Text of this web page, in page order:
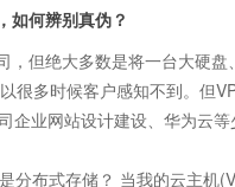
如何辨别真伪？
，但绝大多数是将一台大硬
很多时候客户感知不到。但
企业网站设计建设、华为云
分布式存储？ 当我的云主机